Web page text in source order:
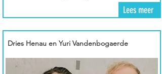
Lees meer
Dries Henau en Yuri Vandenbogaerde